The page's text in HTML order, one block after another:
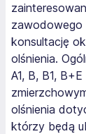
zawodowego
konsultację
olśnienia.
A1, B, B1,
olśnienia
którzy będą